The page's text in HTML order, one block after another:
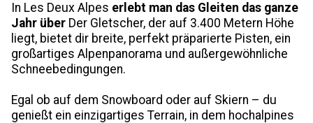
In Les Deux Alpes erlebt man das Gleiten das ganze
Jahr über Der Gletscher, der auf 3.400 Metern Höhe
liegt, bietet dir breite, perfekt präparierte Pisten, ein
großartiges Alpenpanorama und außergewöhnliche
Schneebedingungen.
Egal ob auf dem Snowboard oder auf Skiern – du
genießt ein einzigartiges Terrain, in dem hochalpines